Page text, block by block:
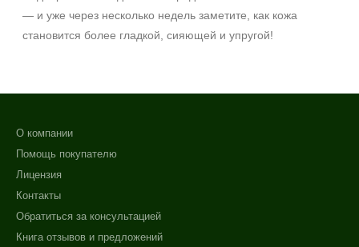
— и уже через несколько недель заметите, как кожа
становится более гладкой, сияющей и упругой!
О компании
Помощь покупателю
Лицензия
Контакты
Обратиться за консультацией
Книга отзывов и предложений